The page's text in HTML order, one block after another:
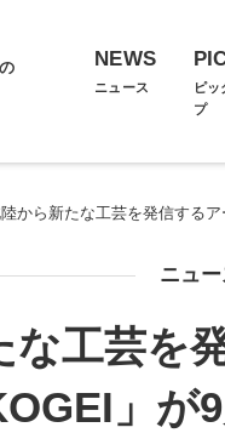
NEWS
ニュース
ピッ
プ
から新たな工芸を発信する
ニュー
な工芸を
」が